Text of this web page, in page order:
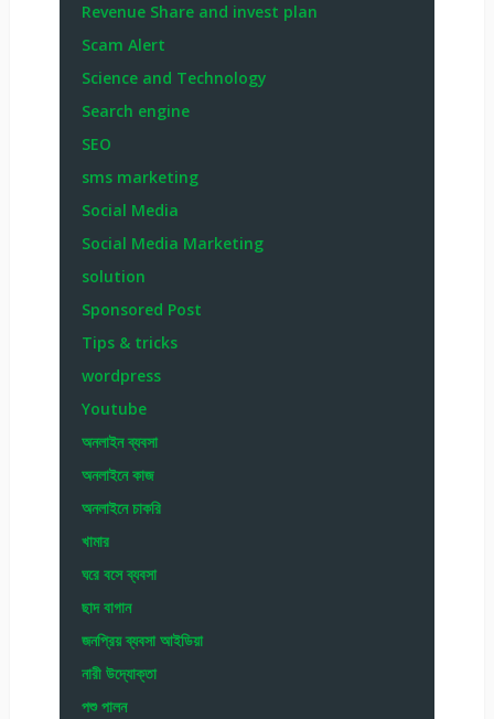
Revenue Share and invest plan
Scam Alert
Science and Technology
Search engine
SEO
sms marketing
Social Media
Social Media Marketing
solution
Sponsored Post
Tips & tricks
wordpress
Youtube
অনলাইন ব্যবসা
অনলাইনে কাজ
অনলাইনে চাকরি
খামার
ঘরে বসে ব্যবসা
ছাদ বাগান
জনপ্রিয় ব্যবসা আইডিয়া
নারী উদ্যোক্তা
পশু পালন